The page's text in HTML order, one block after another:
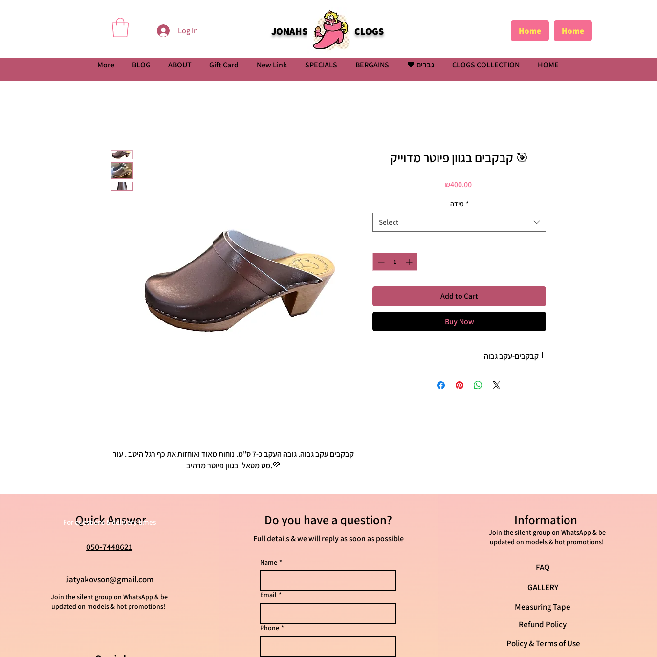
Log In JONAHS CLOGS Home Home
HOME
CLOGS COLLECTION גברים 🖤 BERGAINS
SPECIALS
New Link
Gift Card
ABOUT
BLOG
More
קבקבים עקב גבוה. גובה העקב כ-7 ס"מ. נוחות מאוד ואוחזות את כף רגל היטב . עור
מט מטאלי בגוון פיוטר מרהיב.💜
קבקבים בגוון פיוטר מדוייק 🎯
₪400.00Price
מידה *
Select
Add to Cart
Buy Now
קבקבים-עקב גבוה
Quick Answer
For questions & delivery times
050-7448621
liatyakovson@gmail.com
Join the silent group on WhatsApp & be
updated on models & hot promotions!
Do you have a question?
Full details & we will reply as soon as possible
Name *
Email *
Phone *
Join the silent group on WhatsApp & be
updated on models & hot promotions!
FAQ
GALLERY
Measuring Tape
Refund Policy
Policy & Terms of Use